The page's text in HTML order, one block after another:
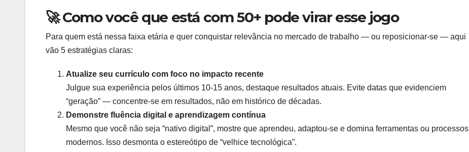
🚀 Como você que está com 50+ pode virar esse jogo
Para quem está nessa faixa etária e quer conquistar relevância no mercado de trabalho — ou reposicionar-se — aqui
vão 5 estratégias claras:
Atualize seu currículo com foco no impacto recente
Julgue sua experiência pelos últimos 10-15 anos, destaque resultados atuais. Evite datas que evidenciem
“geração” — concentre-se em resultados, não em histórico de décadas.
Demonstre fluência digital e aprendizagem contínua
Mesmo que você não seja “nativo digital”, mostre que aprendeu, adaptou-se e domina ferramentas ou processos
modernos. Isso desmonta o estereótipo de “velhice tecnológica”.